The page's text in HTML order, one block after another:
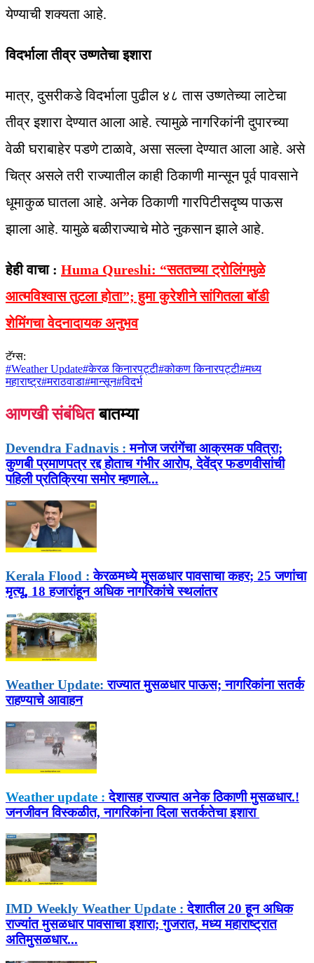
येण्याची शक्यता आहे.
विदर्भाला तीव्र उष्णतेचा इशारा
मात्र, दुसरीकडे विदर्भाला पुढील ४८ तास उष्णतेच्या लाटेचा
तीव्र इशारा देण्यात आला आहे. त्यामुळे नागरिकांनी दुपारच्या
वेळी घराबाहेर पडणे टाळावे, असा सल्ला देण्यात आला आहे. असे
चित्र असले तरी राज्यातील काही ठिकाणी मान्सून पूर्व पावसाने
धूमाकुळ घातला आहे. अनेक ठिकाणी गारपिटीसदृष्य पाऊस
झाला आहे. यामुळे बळीराज्याचे मोठे नुकसान झाले आहे.
हेही वाचा : Huma Qureshi: “सततच्या ट्रोलिंगमुळे
आत्मविश्वास तुटला होता”; हुमा कुरेशीने सांगितला बॉडी
शेमिंगचा वेदनादायक अनुभव
टॅग्स:
#Weather Update#केरळ किनारपट्टी#कोकण किनारपट्टी#मध्य
महाराष्ट्र#मराठवाडा#मान्सून#विदर्भ
आणखी संबंधित बातम्या
Devendra Fadnavis : मनोज जरांगेंचा आक्रमक पवित्रा;
कुणबी प्रमाणपत्र रद्द होताच गंभीर आरोप, देवेंद्र फडणवीसांची
पहिली प्रतिक्रिया समोर म्हणाले...
Kerala Flood : केरळमध्ये मुसळधार पावसाचा कहर; 25 जणांचा
मृत्यू, 18 हजारांहून अधिक नागरिकांचे स्थलांतर
Weather Update: राज्यात मुसळधार पाऊस; नागरिकांना सतर्क
राहण्याचे आवाहन
Weather update : देशासह राज्‍यात अनेक ठिकाणी मुसळधार.!
जनजीवन विस्‍कळीत, नागरिकांना दिला सतर्कतेचा इशारा
IMD Weekly Weather Update : देशातील 20 हून अधिक
राज्यांत मुसळधार पावसाचा इशारा; गुजरात, मध्य महाराष्ट्रात
अतिमुसळधार...